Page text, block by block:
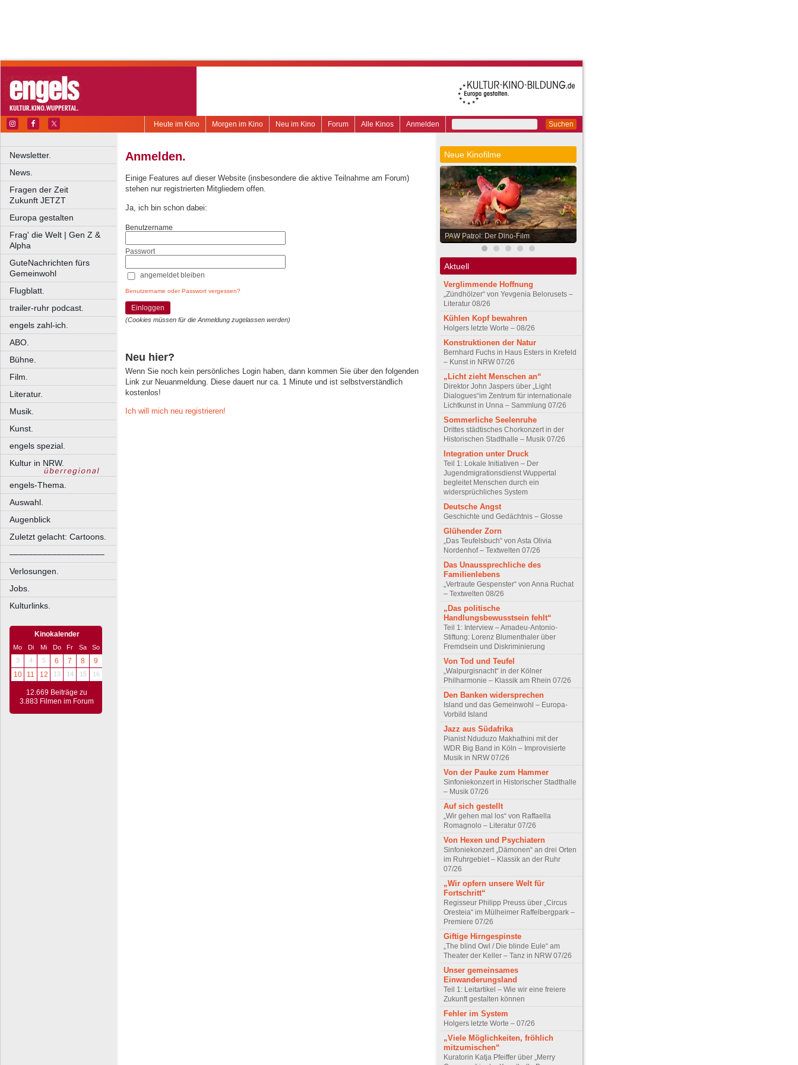
Suchen
Anmelden
Alle Kinos
Forum
Neu im Kino
Morgen im Kino
Heute im Kino
Newsletter.
News.
Fragen der Zeit
Zukunft JETZT
Europa gestalten
Frag' die Welt | Gen Z &
Alpha
GuteNachrichten fürs
Gemeinwohl
Flugblatt.
trailer-ruhr podcast.
engels zahl-ich.
ABO.
Bühne.
Film.
Literatur.
Musik.
Kunst.
engels spezial.
Kultur in NRW.
engels-Thema.
Auswahl.
Augenblick
Zuletzt gelacht: Cartoons.
––––––––––––––––––––
Verlosungen.
Jobs.
Kulturlinks.
Kinokalender
Mo Di Mi Do Fr Sa
So
3
4 5 6 7 8
9
10
11 12 13 14 15 16
12.669 Beiträge zu
3.883 Filmen im Forum
Anmelden.
Einige Features auf dieser Website (insbesondere die aktive Teilnahme am Forum)
stehen nur registrierten Mitgliedern offen.
Ja, ich bin schon dabei:
Benutzername
Passwort
angemeldet bleiben
Benutzername oder Passwort vergessen?
Einloggen
(Cookies müssen für die Anmeldung zugelassen werden)
Neu hier?
Wenn Sie noch kein persönliches Login haben, dann kommen Sie über den folgenden
Link zur Neuanmeldung. Diese dauert nur ca. 1 Minute und ist selbstverständlich
kostenlos!
Ich will mich neu registrieren!
Neue Kinofilme
PAW Patrol: Der Dino-Film
Aktuell
Verglimmende Hoffnung
„Zündhölzer“ von Yevgenia Belorusets –
Literatur 08/26
Kühlen Kopf bewahren
Holgers letzte Worte – 08/26
Konstruktionen der Natur
Bernhard Fuchs in Haus Esters in Krefeld
– Kunst in NRW 07/26
„Licht zieht Menschen an“
Direktor John Jaspers über „Light
Dialogues“im Zentrum für internationale
Lichtkunst in Unna – Sammlung 07/26
Sommerliche Seelenruhe
Drittes städtisches Chorkonzert in der
Historischen Stadthalle – Musik 07/26
Integration unter Druck
Teil 1: Lokale Initiativen – Der
Jugendmigrationsdienst Wuppertal
begleitet Menschen durch ein
widersprüchliches System
Deutsche Angst
Geschichte und Gedächtnis – Glosse
Glühender Zorn
„Das Teufelsbuch“ von Asta Olivia
Nordenhof – Textwelten 07/26
Das Unaussprechliche des
Familienlebens
„Vertraute Gespenster“ von Anna Ruchat
– Textwelten 08/26
„Das politische
Handlungsbewusstsein fehlt“
Teil 1: Interview – Amadeu-Antonio-
Stiftung: Lorenz Blumenthaler über
Fremdsein und Diskriminierung
Von Tod und Teufel
„Walpurgisnacht“ in der Kölner
Philharmonie – Klassik am Rhein 07/26
Den Banken widersprechen
Island und das Gemeinwohl – Europa-
Vorbild Island
Jazz aus Südafrika
Pianist Nduduzo Makhathini mit der
WDR Big Band in Köln – Improvisierte
Musik in NRW 07/26
Von der Pauke zum Hammer
Sinfoniekonzert in Historischer Stadthalle
– Musik 07/26
Auf sich gestellt
„Wir gehen mal los“ von Raffaella
Romagnolo – Literatur 07/26
Von Hexen und Psychiatern
Sinfoniekonzert „Dämonen“ an drei Orten
im Ruhrgebiet – Klassik an der Ruhr
07/26
„Wir opfern unsere Welt für
Fortschritt“
Regisseur Philipp Preuss über „Circus
Oresteia“ im Mülheimer Raffelbergpark –
Premiere 07/26
Giftige Hirngespinste
„The blind Owl / Die blinde Eule“ am
Theater der Keller – Tanz in NRW 07/26
Unser gemeinsames
Einwanderungsland
Teil 1: Leitartikel – Wie wir eine freiere
Zukunft gestalten können
Fehler im System
Holgers letzte Worte – 07/26
„Viele Möglichkeiten, fröhlich
mitzumischen“
Kuratorin Katja Pfeiffer über „Merry